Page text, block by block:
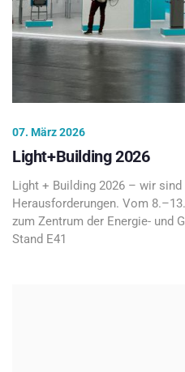
07. März 2026
Light+Building 2026
Light + Building 2026 – wir
Herausforderungen. Vom
zum Zentrum der Energie- und
Stand E41